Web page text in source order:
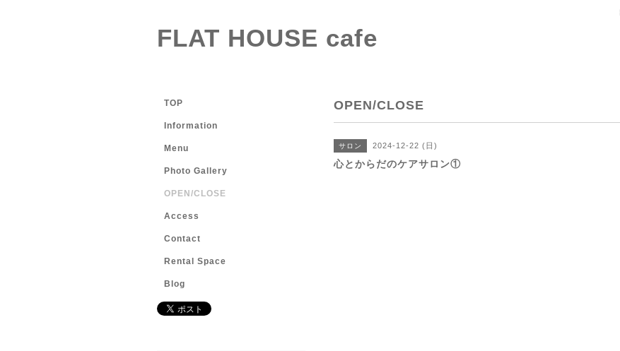
FLAT HOUSE cafe
OPEN/CLOSE
サロン 2024-12-22 (日)
心とからだのケアサロン①
TOP
Information
Menu
Photo Gallery
OPEN/CLOSE
Access
Contact
Rental Space
Blog